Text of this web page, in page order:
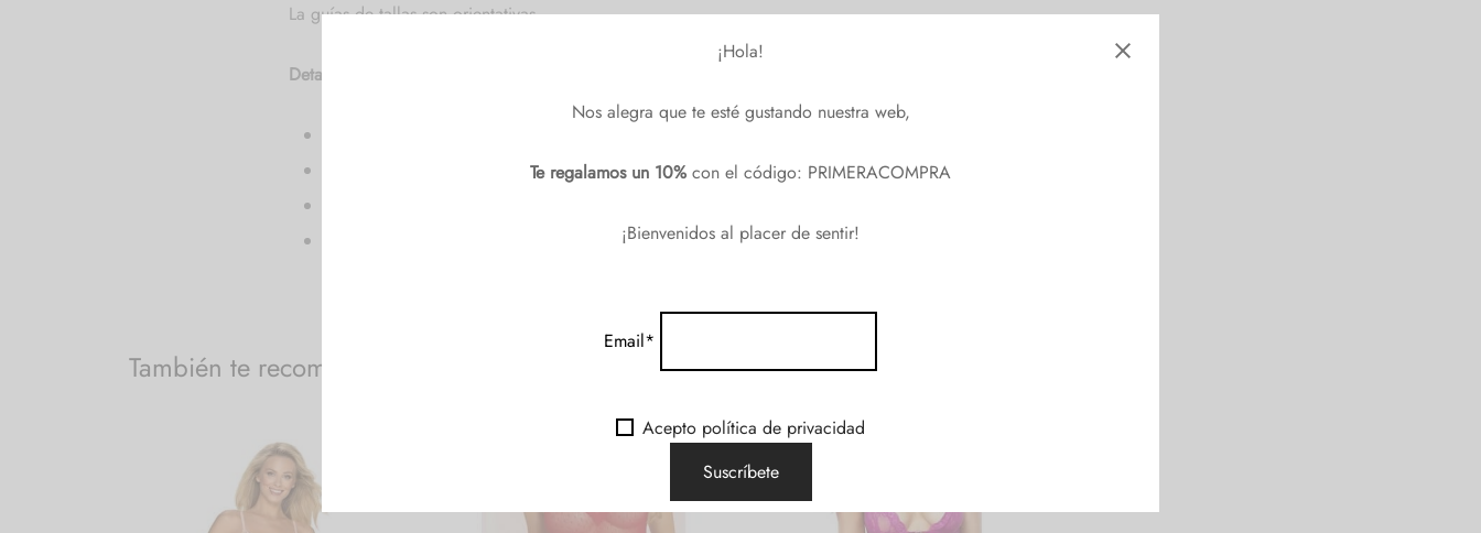
¡Hola!
Nos alegra que te esté gustando nuestra web,
Te regalamos un 10% con el código: PRIMERACOMPRA
¡Bienvenidos al placer de sentir!
Email*
Acepto política de privacidad
La guías de tallas son orientativas.
Detalles de producto:
Composición: 95% Polyester, 5% Spandex.
También te recomendamos…